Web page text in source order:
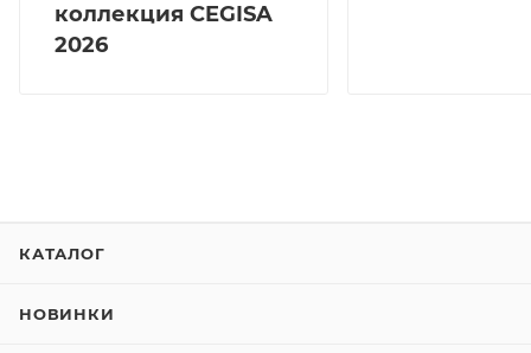
коллекция CEGISA
2026
КАТАЛОГ
НОВИНКИ